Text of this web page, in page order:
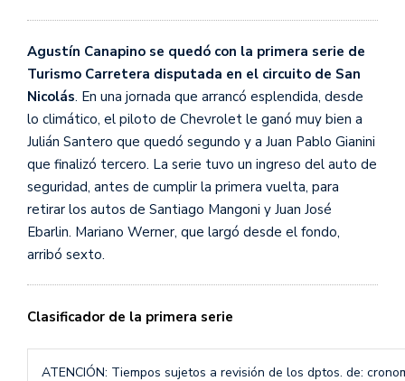
Agustín Canapino se quedó con la primera serie de
Turismo Carretera disputada en el circuito de San
Nicolás. En una jornada que arrancó esplendida, desde
lo climático, el piloto de Chevrolet le ganó muy bien a
Julián Santero que quedó segundo y a Juan Pablo Gianini
que finalizó tercero. La serie tuvo un ingreso del auto de
seguridad, antes de cumplir la primera vuelta, para
retirar los autos de Santiago Mangoni y Juan José
Ebarlin. Mariano Werner, que largó desde el fondo,
arribó sexto.
Clasificador de la primera serie
ATENCIÓN: Tiempos sujetos a revisión de los dptos. de: